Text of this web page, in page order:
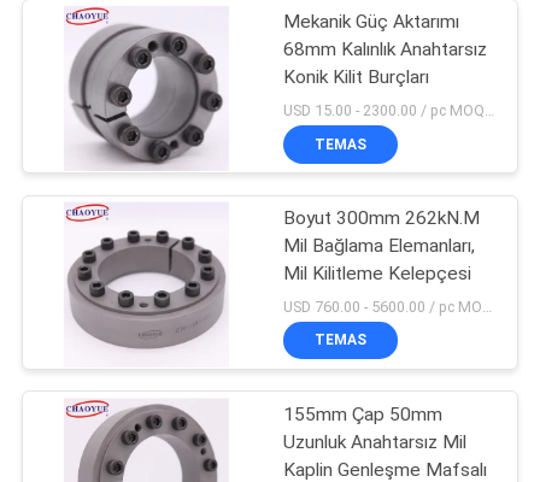
Konveyör Bant Geri
Durdurucu
Mil Bağlama
Elemanları
20
Mekanik Güç Aktarımı
68mm Kalınlık Anahtarsız
Konik Kilit Burçları
TEMAS
Boyut 300mm 262kN.M
Mil Bağlama Elemanları,
Mil Kilitleme Kelepçesi
TEMAS
155mm Çap 50mm
Uzunluk Anahtarsız Mil
Kaplin Genleşme Mafsalı